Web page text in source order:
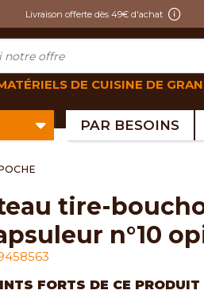
Livraison offerte dès 49€ d'achat
DE CUISINE DE
PAR BESOINS
n°10
FORTS DE CE PRODUIT